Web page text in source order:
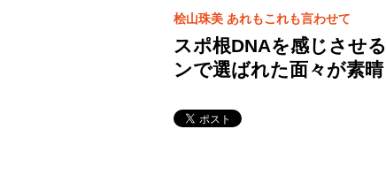
桧山珠美 あれもこれも言わせて
スポ根DNAを感じさせ
ンで選ばれた面々が素